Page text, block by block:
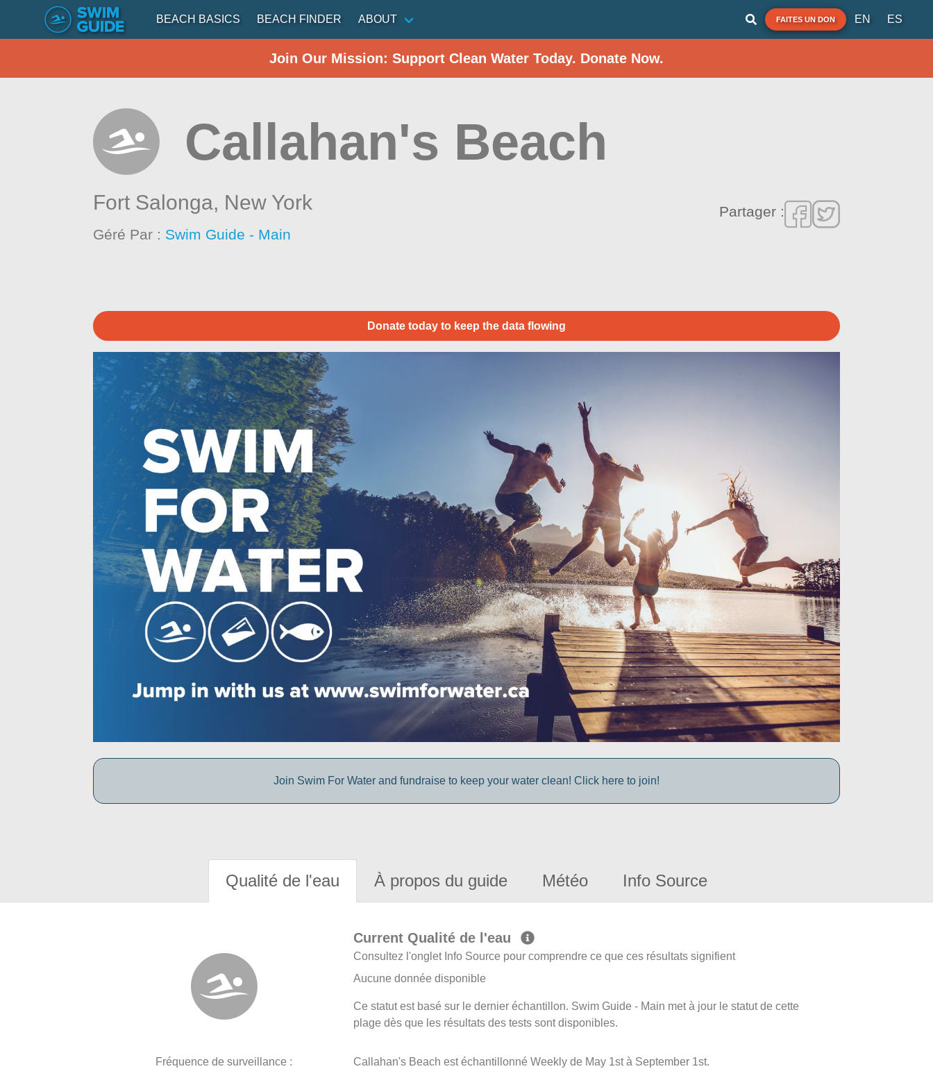
BEACH BASICS BEACH FINDER ABOUT FAITES UN DON EN ES
Join Our Mission: Support Clean Water Today. Donate Now.
Callahan's Beach
Fort Salonga, New York
Géré Par : Swim Guide - Main
Partager :
Donate today to keep the data flowing
Join Swim For Water and fundraise to keep your water clean! Click here to join!
Qualité de l'eau À propos du guide Météo Info Source
Current Qualité de l'eau
Consultez l'onglet Info Source pour comprendre ce que ces résultats signifient
Aucune donnée disponible
Ce statut est basé sur le dernier échantillon. Swim Guide - Main met à jour le statut de cette
plage dès que les résultats des tests sont disponibles.
Fréquence de surveillance : Callahan's Beach est échantillonné Weekly de May 1st à September 1st.